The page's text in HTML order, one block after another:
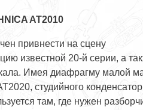
AT2010
привнести на сцену
известной 20-й серии, а
Имея диафрагму малой
студийного
там, где нужен